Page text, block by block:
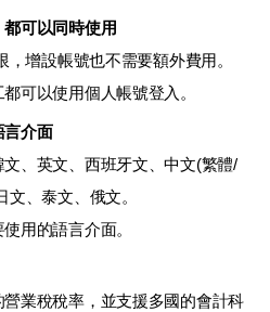
可以同時使用
增設帳號也不需要額外費用。
可以使用個人帳號登入。
言介面
、英文、西班牙文、中文(繁體/
、泰文、俄文。
用的語言介面。
業稅稅率，並支援多國的會計科